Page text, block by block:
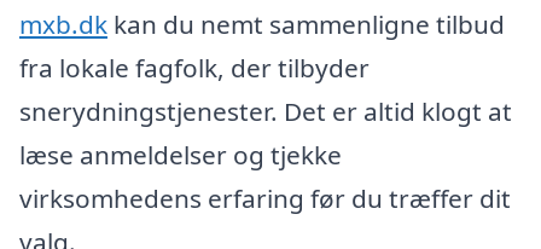
mxb.dk kan du nemt sammenligne tilbud
fra lokale fagfolk, der tilbyder
snerydningstjenester. Det er altid klogt at
læse anmeldelser og tjekke
virksomhedens erfaring før du træffer dit
valg.